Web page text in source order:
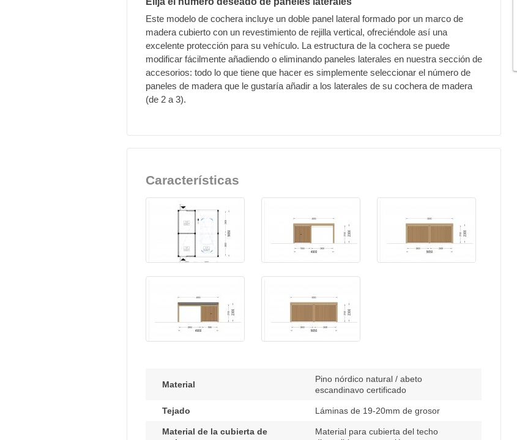
Este modelo de cochera incluye un doble panel lateral formado por un marco de
madera cubierto con un revestimiento de rejilla vertical, ofreciéndole así una
excelente protección para su vehículo. La estructura de la cochera se puede
modificar fácilmente añadiendo o eliminando paneles laterales en nuestra sección de
accesorios: todo lo que tiene que hacer es simplemente seleccionar el número de
paneles de madera que le gustaría añadir a los laterales de su cochera de madera
(de 2 a 3).
Características
Material
Pino nórdico natural / abeto
escandinavo certificado
Tejado Láminas de 19-20mm de grosor
Material de la cubierta de
Material para cubierta del techo